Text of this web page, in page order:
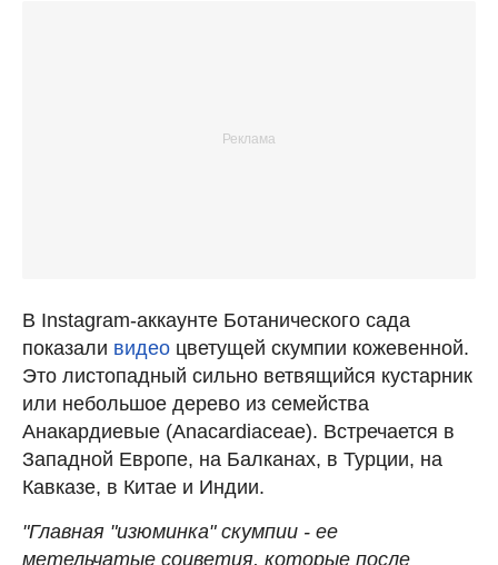
В Instagram-аккаунте Ботанического сада
показали видео цветущей скумпии кожевенной.
Это листопадный сильно ветвящийся кустарник
или небольшое дерево из семейства
Анакардиевые (Anacardiaceae). Встречается в
Западной Европе, на Балканах, в Турции, на
Кавказе, в Китае и Индии.
"Главная "изюминка" скумпии - ее
метельчатые соцветия, которые после